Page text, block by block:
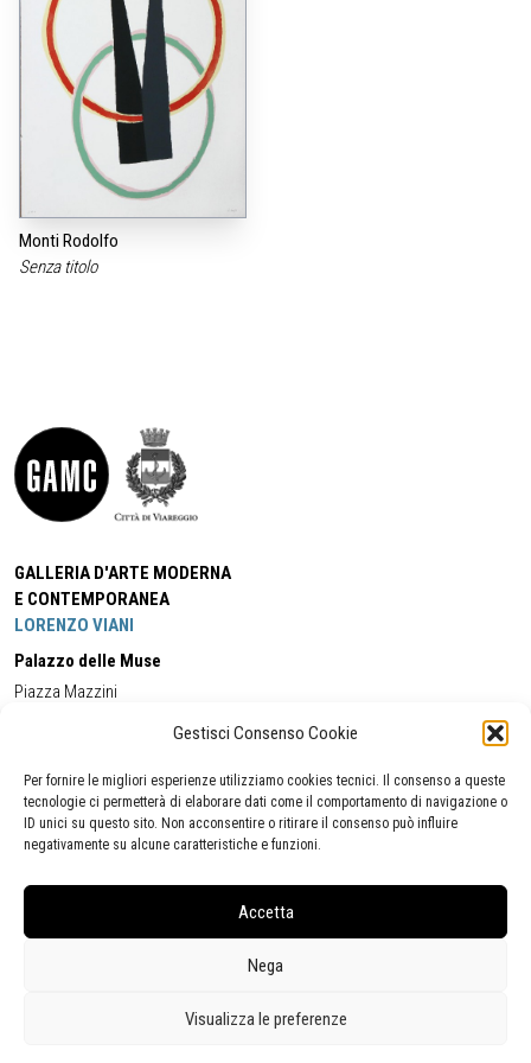
Gestisci Consenso Cookie
Per fornire le migliori esperienze utilizziamo cookies tecnici. Il consenso a queste
tecnologie ci permetterà di elaborare dati come il comportamento di navigazione o
ID unici su questo sito. Non acconsentire o ritirare il consenso può influire
negativamente su alcune caratteristiche e funzioni.
Accetta
Nega
Visualizza le preferenze
Monti Rodolfo
Senza titolo
GALLERIA D'ARTE MODERNA
E CONTEMPORANEA
LORENZO VIANI
Palazzo delle Muse
Piazza Mazzini
Cell:+39 338 5714978 (orario apertura Galleria)
Tel:
+39 0584 944580
(orario 09.00/13.00)
Email:gamc@comune.viareggio.lu.it
Segnalazione di inaccessibilità